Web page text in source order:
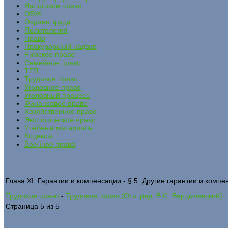
Налоговое право
ОБЖ
Охрана труда
Политология
Право
Прокурорский надзор
Римское право
Семейное право
ТГП
Трудовое право
Уголовное право
Уголовный процесс
Финансовое право
Хозяйственное право
Экологическое право
Учебные материалы
Кодексы
Военное право
Глава ХI. Гарантии и компенсации - § 5. Другие гарантии и
Трудовое право - Трудовое право (Отв. ред. В.С. Бердычевский)
Страница 5 из 5